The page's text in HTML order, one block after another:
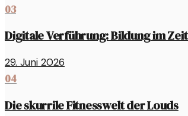
03
Digitale Verführung: Bildung im
29. Juni 2026
04
Die skurrile Fitnesswelt der Louds